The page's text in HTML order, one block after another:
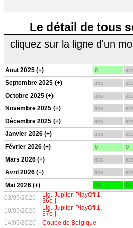
Le détail de tous
cliquez sur la ligne d'un
Aout 2025 (+) 0
Septembre 2025 (+) abs.
Octobre 2025 (+) abs.
Novembre 2025 (+) abs.
Décembre 2025 (+) abs.
Janvier 2026 (+) abs.
Février 2026 (+) 0 0
Mars 2026 (+) abs.
Avril 2026 (+) abs.
Mai 2026 (+) 90 90
03/05/2026
Lig. Jupiler, PlayOff 1,
36e j.
10/05/2026
Lig. Jupiler, PlayOff 1,
37e j.
14/05/2026
Coupe de Belgique